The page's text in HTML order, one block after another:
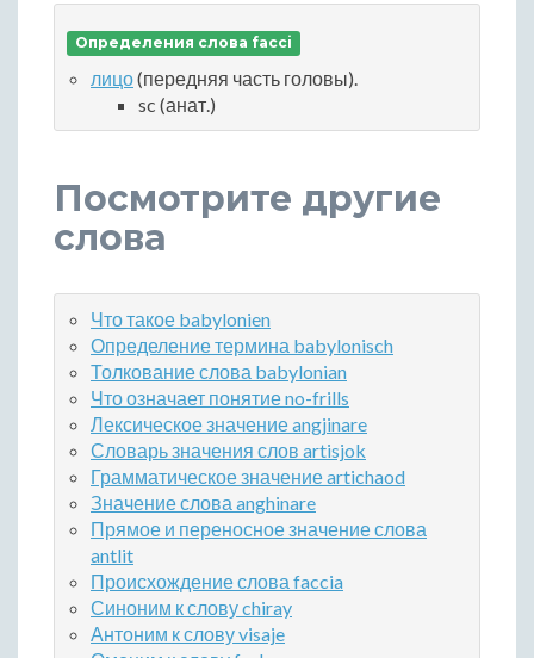
Определения слова facci
лицо(передняя часть головы).
sc (анат.)
Посмотрите другие
слова
Что такое babylonien
Определение термина babylonisch
Толкование слова babylonian
Что означает понятие no-frills
Лексическое значение angjinare
Словарь значения слов artisjok
Грамматическое значение artichaod
Значение слова anghinare
Прямое и переносное значение слова
antlit
Происхождение слова faccia
Синоним к слову chiray
Антоним к слову visaje